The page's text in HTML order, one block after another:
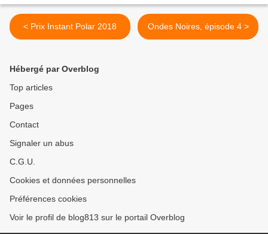
< Prix Instant Polar 2018 Ondes Noires, épisode 4 >
Hébergé par Overblog
Top articles
Pages
Contact
Signaler un abus
C.G.U.
Cookies et données personnelles
Préférences cookies
Voir le profil de blog813 sur le portail Overblog